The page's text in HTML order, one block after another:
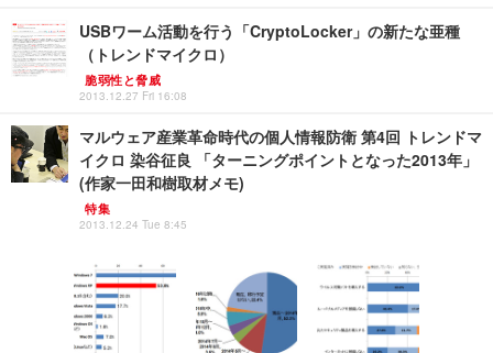
USBワーム活動を行う「CryptoLocker」の新たな亜種
（トレンドマイクロ）
脆弱性と脅威
2013.12.27 Fri 16:08
マルウェア産業革命時代の個人情報防衛 第4回 トレンドマ
イクロ 染谷征良 「ターニングポイントとなった2013年」
(作家一田和樹取材メモ)
特集
2013.12.24 Tue 8:45